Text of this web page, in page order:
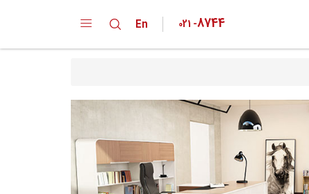
En 021 -8744
کارخانه
خانواده محصولات
تقدیر نامه ها